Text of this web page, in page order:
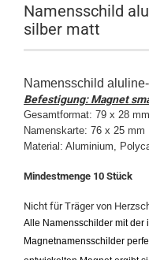
Namensschild
silber matt
Namensschild
Befestigung: Magnet
Gesamtformat: 79 x 28 mm
Namenskarte: 76 x 25 mm
Material: Aluminium,
Mindestmenge 10 Stück
Nicht für Träger von
Alle Namensschilder mit der
Magnetnamensschilder